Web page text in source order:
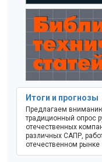
Итоги и прогнозы
Предлагаем
традиционный опрос
отечественных
различных САПР,
отечественном рынке